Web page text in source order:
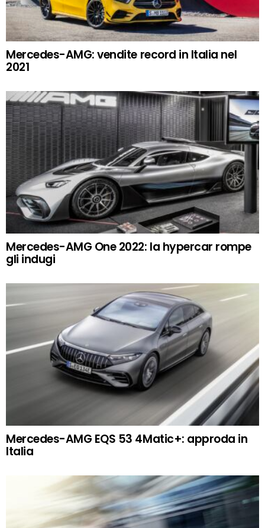
Mercedes-AMG: vendite record in Italia nel
2021
Mercedes-AMG One 2022: la hypercar rompe
gli indugi
Mercedes-AMG EQS 53 4Matic+: approda in
Italia